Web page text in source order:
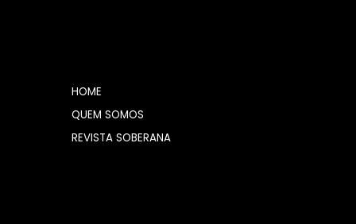
HOME
QUEM SOMOS
REVISTA SOBERANA